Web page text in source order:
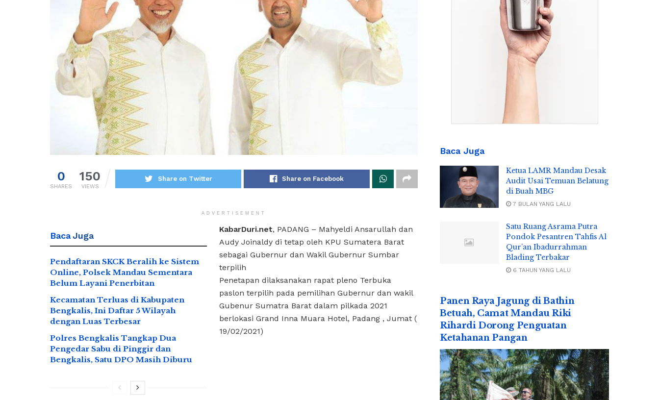
0
SHARES
150
VIEWS
Share on Twitter Share on Facebook
ADVERTISEMENT
BacaJuga
Pendaftaran SKCK Beralih ke Sistem
Online, Polsek Mandau Sementara
Belum Layani Penerbitan
Kecamatan Terluas di Kabupaten
Bengkalis, Ini Daftar 5 Wilayah
dengan Luas Terbesar
Polres Bengkalis Tangkap Dua
Pengedar Sabu di Pinggir dan
Bengkalis, Satu DPO Masih Diburu
KabarDuri.net, PADANG – Mahyeldi Ansarullah dan
Audy Joinaldy di tetap oleh KPU Sumatera Barat
sebagai Gubernur dan Wakil Gubernur Sumbar
terpilih
Penetapan dilaksanakan rapat pleno Terbuka
paslon terpilih pada pemilihan Gubernur dan wakil
Gubenur Sumatra Barat dalam pilkada 2021
berlokasi Grand Inna Muara Hotel, Padang , Jumat (
19/02/2021)
Baca Juga
Ketua LAMR Mandau Desak
Audit Usai Temuan Belatung
di Buah MBG
7 BULAN YANG LALU
Satu Ruang Asrama Putra
Pondok Pesantren Tahfis Al
Qur’an Ibadurrahman
Blading Terbakar
6 TAHUN YANG LALU
Panen Raya Jagung di Bathin
Betuah, Camat Mandau Riki
Rihardi Dorong Penguatan
Ketahanan Pangan